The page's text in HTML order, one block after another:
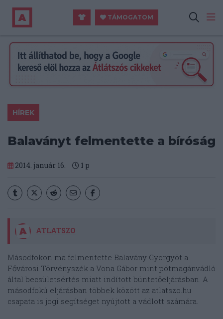
TÁMOGATOM
HÍREK
Balaványt felmentette a bíróság
2014. január 16. 1 p
ATLATSZO
Másodfokon ma felmentette Balavány Györgyöt a
Fővárosi Törvényszék a Vona Gábor mint pótmagánvádló
által becsületsértés miatt indított büntetőeljárásban. A
másodfokú eljárásban többek között az atlatszo.hu
csapata is jogi segítséget nyújtott a vádlott számára.